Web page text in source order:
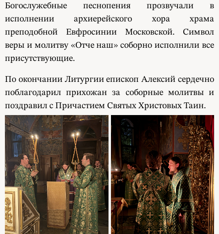
Богослужебные песнопения прозвучали в
исполнении архиерейского хора храма
преподобной Евфросинии Московской. Символ
веры и молитву «Отче наш» соборно исполнили все
присутствующие.
По окончании Литургии епископ Алексий сердечно
поблагодарил прихожан за соборные молитвы и
поздравил с Причастием Святых Христовых Таин.